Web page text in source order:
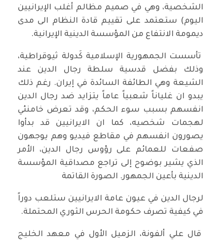
الشخصية، وهي في صميم مظالم أغلب الإيرانيين
اليوم) ستعتمد على تقييم قادة النظام الى مدى
ديمومة الانتفاع من المؤسسة الدينية الإيرانية.
تأسست الجمهورية الإسلامية كَدولة ثيوقراطية،
وذلك بفضل قدسية سلطة رجال الدين عند
الشيعة وهي الطائفة السائدة في إيران. رغم ذلك
يبدو ان غلياناً شعبياً عاماً يتزايد ضد رجال الدين
انفسهم بسبب سوء الحكم، وقد تعرض خامنئي
لهجمات شخصيه، كما ان الايرانيين قد بدأوا
يصورون انفسهم في مقاطع فيديو وهم يوجهون
صفعات للعمائم على رؤوس رجال الدين، الأمر
الذي يشير بوضوح إلى تراجع مصداقية المؤسسة
الدينية بأعين الجمهور. الصورة القاتمة
لرجال الدين في عيون عامة الايرانيين ستلعب دوراً
في كيفية تصرف حكومة الحرس الثوري المحتملة.
قال علي ألفونة، الزميل الأول في معهد الخليج